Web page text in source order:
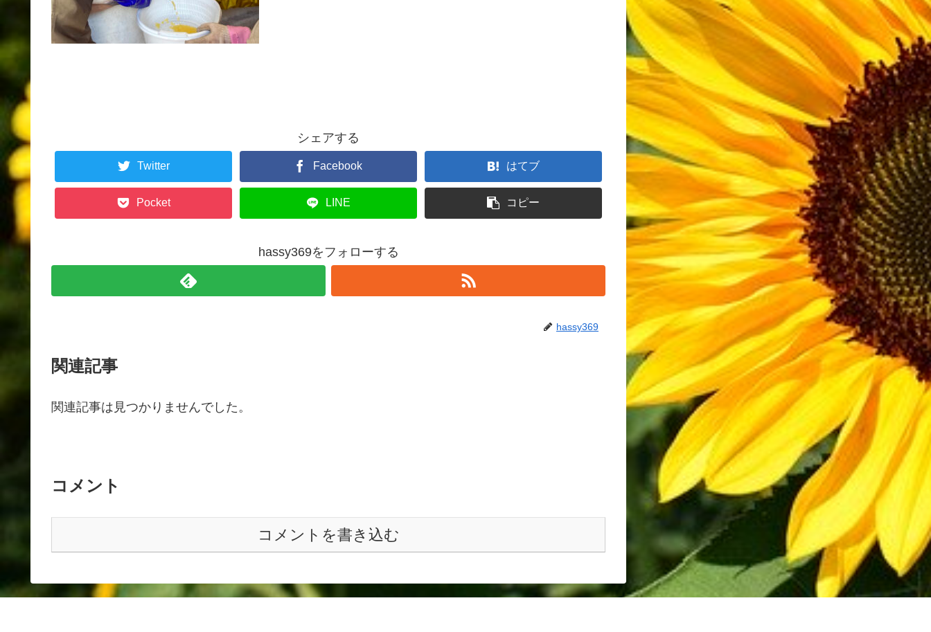
シェアする
Twitter Facebook はてブ
Pocket LINE コピー
hassy369をフォローする
hassy369
関連記事
関連記事は見つかりませんでした。
コメント
コメントを書き込む